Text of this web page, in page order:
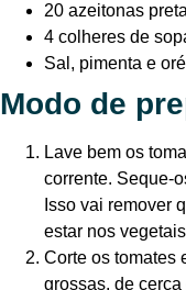
20 azeitonas
4 colheres de
Sal, pimenta e
Modo de
Lave bem os
corrente. Seque-
Isso vai remover
estar nos
Corte os tomates
grossas, de